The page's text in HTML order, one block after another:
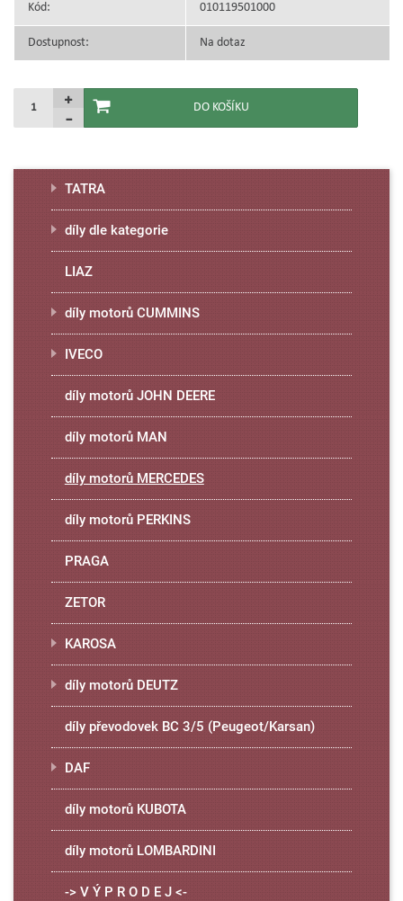
Kód: 010119501000
Dostupnost: Na dotaz
TATRA
díly dle kategorie
LIAZ
díly motorů CUMMINS
IVECO
díly motorů JOHN DEERE
díly motorů MAN
díly motorů MERCEDES
díly motorů PERKINS
PRAGA
ZETOR
KAROSA
díly motorů DEUTZ
díly převodovek BC 3/5 (Peugeot/Karsan)
DAF
díly motorů KUBOTA
díly motorů LOMBARDINI
-> V Ý P R O D E J <-